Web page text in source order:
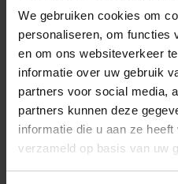
We gebruiken cookies om
personaliseren, om functies
en om ons websiteverkeer
informatie over uw gebruik
partners voor social media,
partners kunnen deze
informatie die u aan ze
verzameld op basis van uw
Maak een luisterafspraak
Reviews